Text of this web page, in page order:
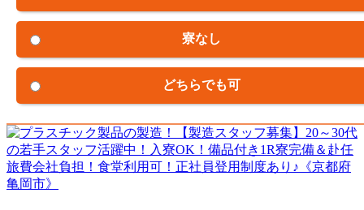
寮なし
どちらでも可